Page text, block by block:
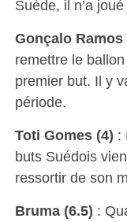
Suède, il n’a
Gonçalo Ramos
remettre le
premier but. Il y
période.
Toti Gomes (4) :
buts Suédois
ressortir de son
Bruma (6.5) :